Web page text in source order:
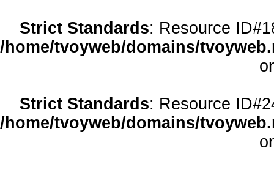
Strict Standards: Resource
/home/tvoyweb/domains/
Strict Standards: Resource
/home/tvoyweb/domains/